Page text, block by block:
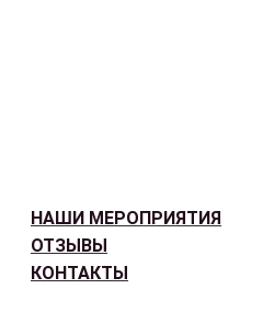
НАШИ МЕРОПРИЯТИЯ
ОТЗЫВЫ
КОНТАКТЫ